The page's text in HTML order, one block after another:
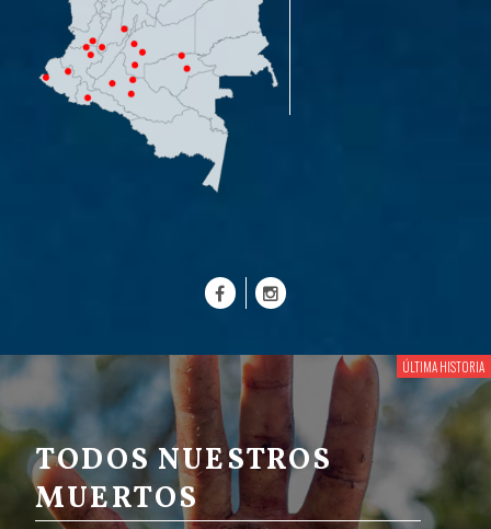
TODOS NUESTROS
MUERTOS